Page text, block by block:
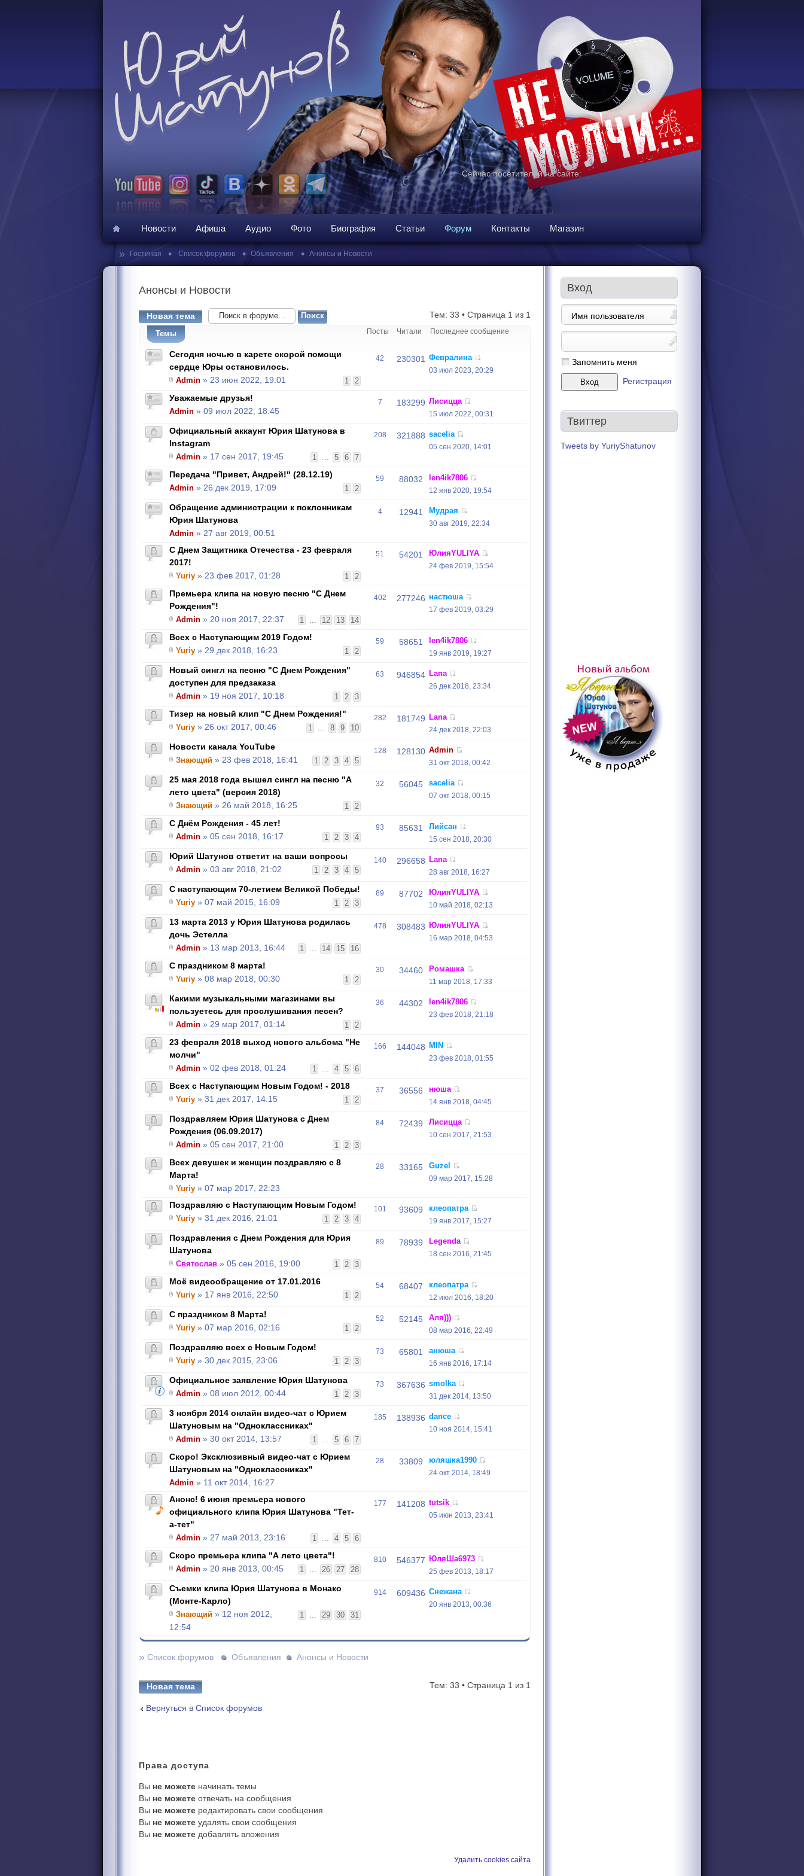
Сейчас посетителей на сайте:
Новости Афиша Аудио Фото Биография Статьи Форум Контакты Магазин
» Гостиная • Список форумов • Объявления • Анонсы и Новости
Анонсы и Новости
Новая тема Тем: 33 • Страница 1 из 1
Темы Посты Читали Последнее сообщение
Сегодня ночью в карете скорой помощи
сердце Юры остановилось.
1 2
Admin » 23 июн 2022, 19:01
42 230301 Февралина
03 июл 2023, 20:29
Уважаемые друзья!
Admin » 09 июл 2022, 18:45
7 183299 Лисицца
15 июл 2022, 00:31
Официальный аккаунт Юрия Шатунова в
Instagram
1 ... 5 6 7
Admin » 17 сен 2017, 19:45
208 321888 sacelia
05 сен 2020, 14:01
Передача "Привет, Андрей!" (28.12.19)
1 2
Admin » 26 дек 2019, 17:09
59 88032 len4ik7806
12 янв 2020, 19:54
Обращение администрации к поклонникам
Юрия Шатунова
Admin » 27 авг 2019, 00:51
4 12941 Мудрая
30 авг 2019, 22:34
С Днем Защитника Отечества - 23 февраля
2017!
1 2
Yuriy » 23 фев 2017, 01:28
51 54201 ЮлияYULIYA
24 фев 2019, 15:54
Премьера клипа на новую песню "С Днем
Рождения"!
1 ... 12 13 14
Admin » 20 ноя 2017, 22:37
402 277246 настюша
17 фев 2019, 03:29
Всех с Наступающим 2019 Годом!
1 2
Yuriy » 29 дек 2018, 16:23
59 58651 len4ik7806
19 янв 2019, 19:27
Новый сингл на песню "С Днем Рождения"
доступен для предзаказа
1 2 3
Admin » 19 ноя 2017, 10:18
63 946854 Lana
26 дек 2018, 23:34
Тизер на новый клип "С Днем Рождения!"
1 ... 8 9 10
Yuriy » 26 окт 2017, 00:46
282 181749 Lana
24 дек 2018, 22:03
Новости канала YouTube
1 2 3 4 5
Знающий » 23 фев 2018, 16:41
128 128130 Admin
31 окт 2018, 00:42
25 мая 2018 года вышел сингл на песню "А
лето цвета" (версия 2018)
1 2
Знающий » 26 май 2018, 16:25
32 56045 sacelia
07 окт 2018, 00:15
С Днём Рождения - 45 лет!
1 2 3 4
Admin » 05 сен 2018, 16:17
93 85631 Лийсан
15 сен 2018, 20:30
Юрий Шатунов ответит на ваши вопросы
1 2 3 4 5
Admin » 03 авг 2018, 21:02
140 296658 Lana
28 авг 2018, 16:27
С наступающим 70-летием Великой Победы!
1 2 3
Yuriy » 07 май 2015, 16:09
89 87702 ЮлияYULIYA
10 май 2018, 02:13
13 марта 2013 у Юрия Шатунова родилась
дочь Эстелла
1 ... 14 15 16
Admin » 13 мар 2013, 16:44
478 308483 ЮлияYULIYA
16 мар 2018, 04:53
С праздником 8 марта!
1 2
Yuriy » 08 мар 2018, 00:30
30 34460 Ромашка
11 мар 2018, 17:33
Какими музыкальными магазинами вы
пользуетесь для прослушивания песен?
1 2
Admin » 29 мар 2017, 01:14
36 44302 len4ik7806
23 фев 2018, 21:18
23 февраля 2018 выход нового альбома "Не
молчи"
1 ... 4 5 6
Admin » 02 фев 2018, 01:24
166 144048 MIN
23 фев 2018, 01:55
Всех с Наступающим Новым Годом! - 2018
1 2
Yuriy » 31 дек 2017, 14:15
37 36556 нюша
14 янв 2018, 04:45
Поздравляем Юрия Шатунова с Днем
Рождения (06.09.2017)
1 2 3
Admin » 05 сен 2017, 21:00
84 72439 Лисицца
10 сен 2017, 21:53
Всех девушек и женщин поздравляю с 8
Марта!
Yuriy » 07 мар 2017, 22:23
28 33165 Guzel
09 мар 2017, 15:28
Поздравляю с Наступающим Новым Годом!
1 2 3 4
Yuriy » 31 дек 2016, 21:01
101 93609 клеопатра
19 янв 2017, 15:27
Поздравления с Днем Рождения для Юрия
Шатунова
1 2 3
Святослав » 05 сен 2016, 19:00
89 78939 Legenda
18 сен 2016, 21:45
Моё видеообращение от 17.01.2016
1 2
Yuriy » 17 янв 2016, 22:50
54 68407 клеопатра
12 июл 2016, 18:20
C праздником 8 Марта!
1 2
Yuriy » 07 мар 2016, 02:16
52 52145 Аля)))
08 мар 2016, 22:49
Поздравляю всех с Новым Годом!
1 2 3
Yuriy » 30 дек 2015, 23:06
73 65801 анюша
16 янв 2016, 17:14
Официальное заявление Юрия Шатунова
1 2 3
Admin » 08 июл 2012, 00:44
73 367636 smolka
31 дек 2014, 13:50
3 ноября 2014 онлайн видео-чат с Юрием
Шатуновым на "Одноклассниках"
1 ... 5 6 7
Admin » 30 окт 2014, 13:57
185 138936 dance
10 ноя 2014, 15:41
Скоро! Эксклюзивный видео-чат с Юрием
Шатуновым на "Одноклассниках"
Admin » 11 окт 2014, 16:27
28 33809 юляшка1990
24 окт 2014, 18:49
Анонс! 6 июня премьера нового
официального клипа Юрия Шатунова "Тет-
а-тет"
1 ... 4 5 6
Admin » 27 май 2013, 23:16
177 141208 tutsik
05 июн 2013, 23:41
Скоро премьера клипа "А лето цвета"!
1 ... 26 27 28
Admin » 20 янв 2013, 00:45
810 546377 ЮляШа6973
25 фев 2013, 18:17
Съемки клипа Юрия Шатунова в Монако
(Монте-Карло)
1 ... 29 30 31
Знающий » 12 ноя 2012,
12:54
914 609436 Снежана
20 янв 2013, 00:36
» Список форумов Объявления Анонсы и Новости
Новая тема Тем: 33 • Страница 1 из 1
Вернуться в Список форумов
Права доступа
Вы не можете начинать темы
Вы не можете отвечать на сообщения
Вы не можете редактировать свои сообщения
Вы не можете удалять свои сообщения
Вы не можете добавлять вложения
Удалить cookies сайта
Вход
Запомнить меня
Регистрация
Твиттер
Tweets by YuriyShatunov